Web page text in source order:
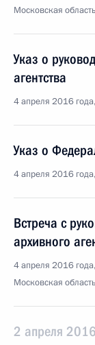
Московская
Указ о
агентства
4 апреля 2016
Указ о
4 апреля 2016
Встреча с
архивного
4 апреля 2016
Московская
2 апреля